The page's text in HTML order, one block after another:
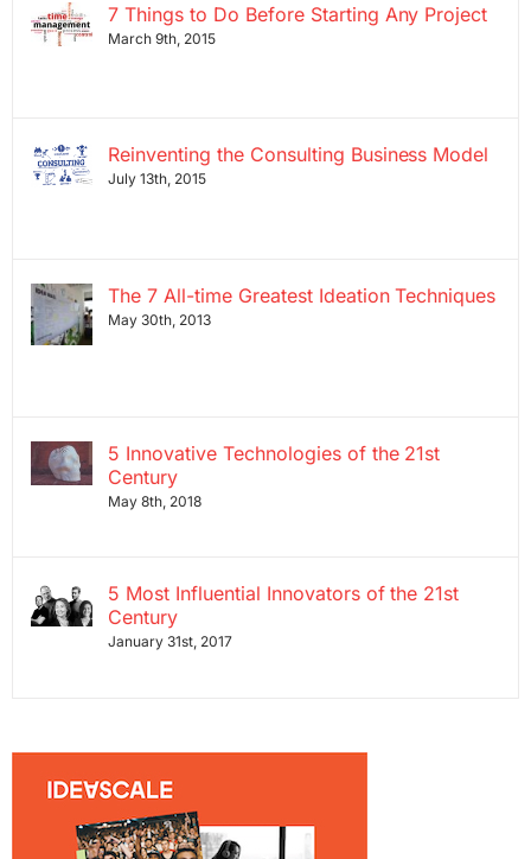
7 Things to Do Before Starting Any Project
March 9th, 2015
Reinventing the Consulting Business Model
July 13th, 2015
The 7 All-time Greatest Ideation Techniques
May 30th, 2013
5 Innovative Technologies of the 21st
Century
May 8th, 2018
5 Most Influential Innovators of the 21st
Century
January 31st, 2017